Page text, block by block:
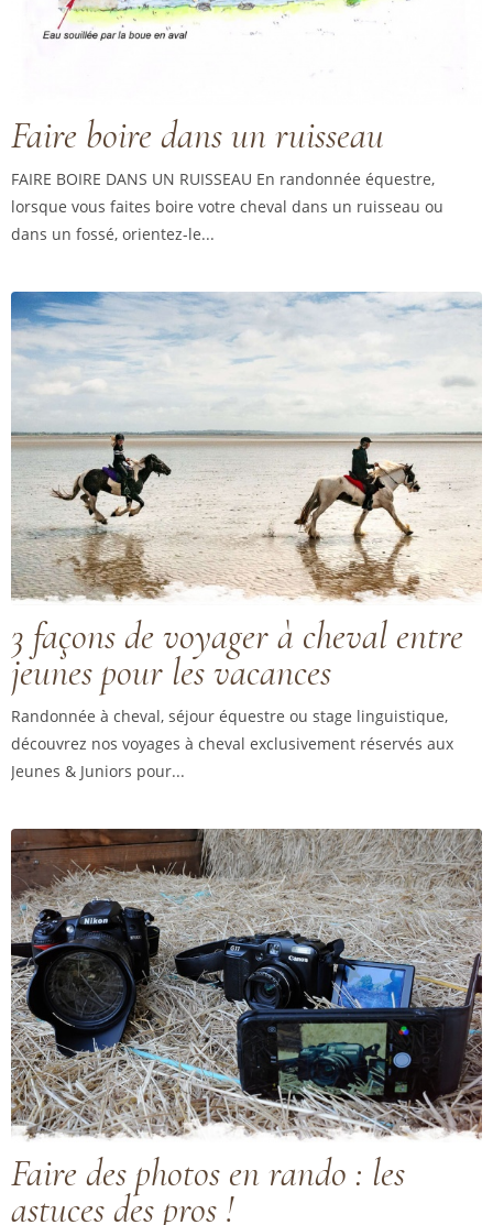
Faire boire dans un ruisseau
FAIRE BOIRE DANS UN RUISSEAU En randonnée équestre,
lorsque vous faites boire votre cheval dans un ruisseau ou
dans un fossé, orientez-le...
3 façons de voyager à cheval entre
jeunes pour les vacances
Randonnée à cheval, séjour équestre ou stage linguistique,
découvrez nos voyages à cheval exclusivement réservés aux
Jeunes & Juniors pour...
Faire des photos en rando : les
astuces des pros !